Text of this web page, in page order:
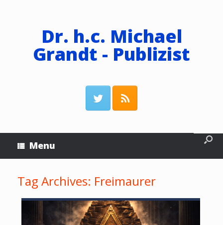
Dr. h.c. Michael
Grandt - Publizist
Menu
Tag Archives: Freimaurer